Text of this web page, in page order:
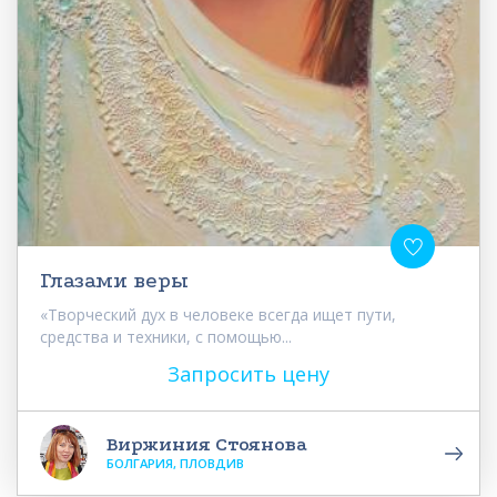
Глазами веры
«Творческий дух в человеке всегда ищет пути,
средства и техники, с помощью...
Запросить цену
Виржиния Стоянова
БОЛГАРИЯ, ПЛОВДИВ